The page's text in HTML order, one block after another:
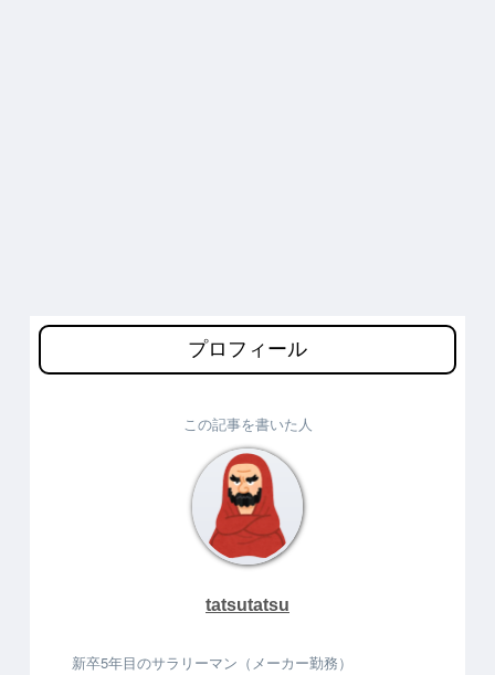
プロフィール
この記事を書いた人
tatsutatsu
新卒5年目のサラリーマン（メーカー勤務）